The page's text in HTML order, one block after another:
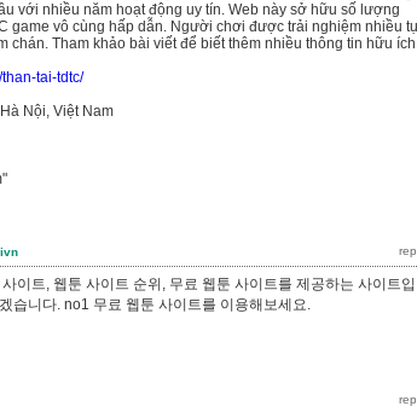
với nhiều năm hoạt động uy tín. Web này sở hữu số lượng
game vô cùng hấp dẫn. Người chơi được trải nghiệm nhiều
chán. Tham khảo bài viết để biết thêm nhiều thông tin hữu
tai-tdtc/
Nội, Việt Nam
이트, 웹툰 사이트 순위, 무료 웹툰 사이트를 제공하는 사이트
겠습니다. no1 무료 웹툰 사이트를 이용해보세요.